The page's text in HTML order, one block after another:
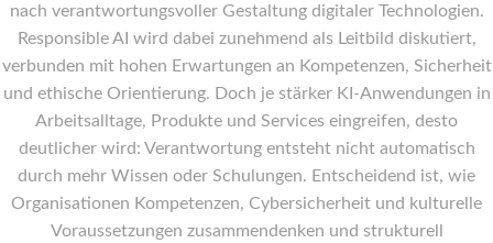
nach verantwortungsvoller Gestaltung digitaler Technologien.
Responsible AI wird dabei zunehmend als Leitbild diskutiert,
verbunden mit hohen Erwartungen an Kompetenzen, Sicherheit
und ethische Orientierung. Doch je stärker KI‑Anwendungen in
Arbeitsalltage, Produkte und Services eingreifen, desto
deutlicher wird: Verantwortung entsteht nicht automatisch
durch mehr Wissen oder Schulungen. Entscheidend ist, wie
Organisationen Kompetenzen, Cybersicherheit und kulturelle
Voraussetzungen zusammendenken und strukturell